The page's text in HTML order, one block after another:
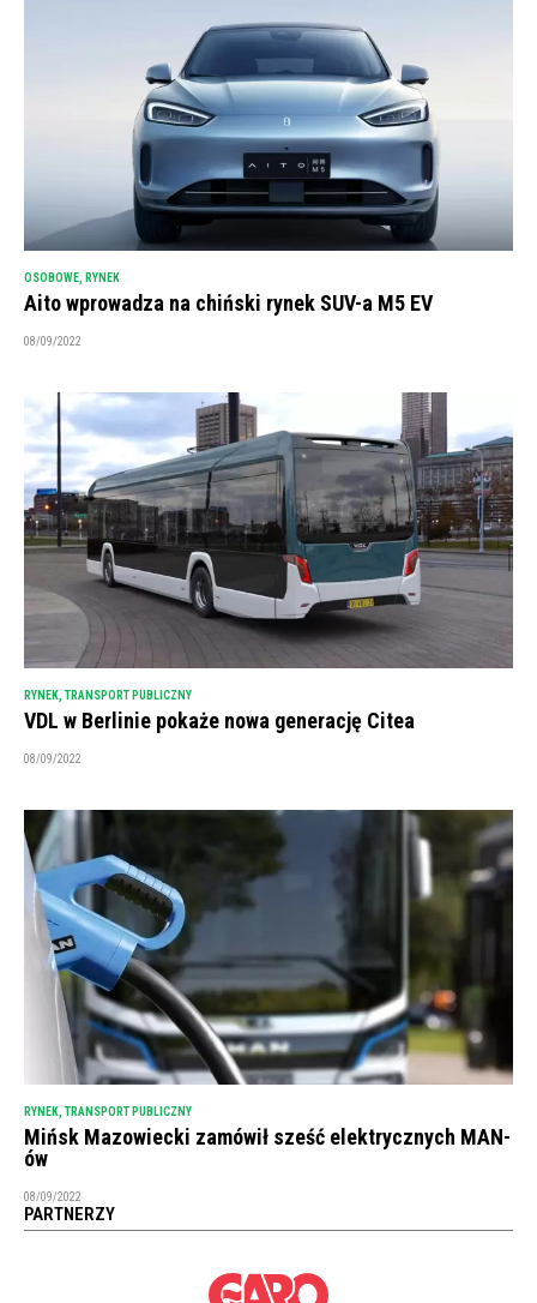
OSOBOWE RYNEK
Aito wprowadza na chiński rynek SUV-a M5 EV
08/09/2022
RYNEK TRANSPORT PUBLICZNY
VDL w Berlinie pokaże nowa generację Citea
08/09/2022
RYNEK TRANSPORT PUBLICZNY
Mińsk Mazowiecki zamówił sześć elektrycznych MAN-
ów
08/09/2022
PARTNERZY